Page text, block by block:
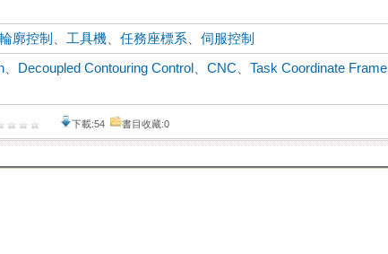
廓控制 工具機 、任務座標系 、伺服控制
Decoupled Contouring Control 、CNC 、Task Coordinate Frame
下載:54 書目收藏:0